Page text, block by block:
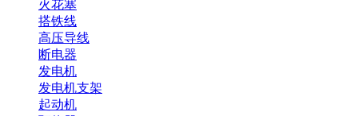
火花塞
搭铁线
高压导线
断电器
发电机
发电机支架
起动机